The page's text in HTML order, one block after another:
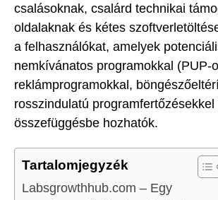
csalásoknak, csalárd technikai
oldalaknak és kétes
a felhasználókat, amelyek
nemkívánatos programokkal (PUP-
reklámprogramokkal,
rosszindulatú programfertőzésekkel
összefüggésbe hozhatók.
Tartalomjegyzék
Labsgrowthhub.com – Egy